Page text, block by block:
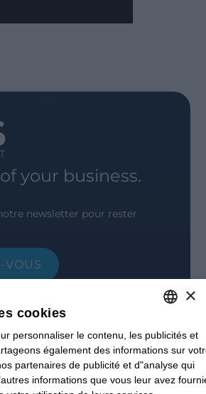
your business.
newsletter pour rester
VOUS
ITALIAN
FRENCH
×
cookies
personnaliser le contenu, les publicités et
également des informations sur
partenaires de publicité et d"analyse qui
informations que vous leur avez